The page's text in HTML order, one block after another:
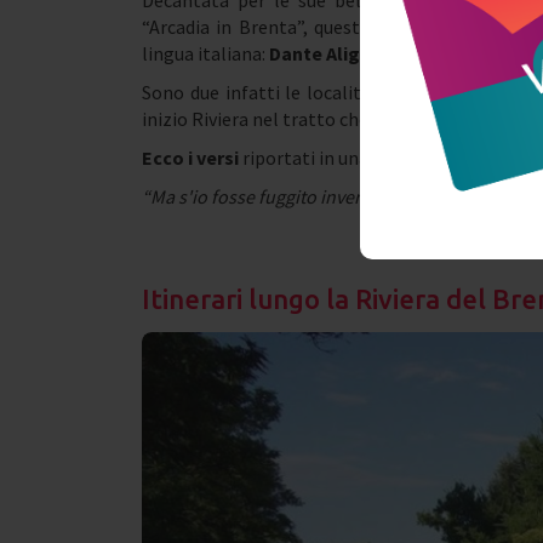
“Arcadia in Brenta”, questa zona venne però
lingua italiana: Dante Alighieri
Sono due infatti le località che compaiono nel
inizio Riviera nel tratto che corrisponde alla
Ecco i versi riportati in una lapide affissa
“Ma s'io fosse fuggito inver la Mira, quando fu'
Itinerari lungo la Riviera del